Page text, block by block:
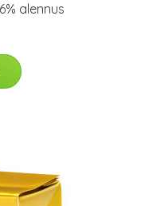
alennus